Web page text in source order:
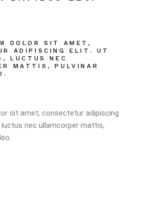
DOLOR SIT AMET,
ADIPISCING ELIT. UT
LUCTUS NEC
MATTIS, PULVINAR
sit amet, consectetur adipiscing
nec ullamcorper mattis,